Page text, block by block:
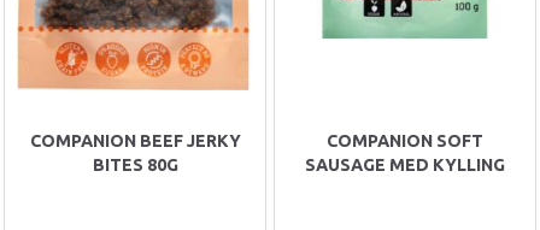
COMPANION BEEF JERKY
BITES 80G
COMPANION SOFT
SAUSAGE MED KYLLING